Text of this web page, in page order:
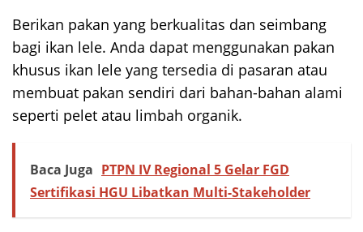
Berikan pakan yang berkualitas dan seimbang
bagi ikan lele. Anda dapat menggunakan pakan
khusus ikan lele yang tersedia di pasaran atau
membuat pakan sendiri dari bahan-bahan alami
seperti pelet atau limbah organik.
Baca Juga PTPN IV Regional 5 Gelar FGD
Sertifikasi HGU Libatkan Multi-Stakeholder